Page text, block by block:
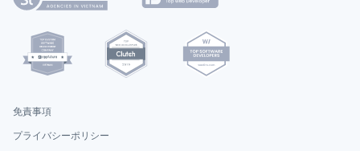
免責事項
プライバシーポリシー